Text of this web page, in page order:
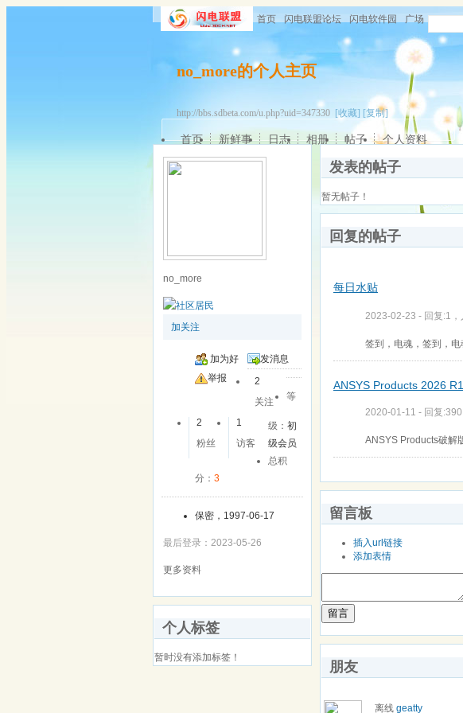
首页 闪电联盟论坛 闪电软件园 广场
no_more的个人主页
http://bbs.sdbeta.com/u.php?uid=347330 [收藏] [复制]
首页 新鲜事 日志 相册 帖子 个人资料
no_more
加关注
加为好
友
发消息
举报
2
关注
2
粉丝
1
访客
等
级：初
级会员
总积
分： 3
保密，1997-06-17
最后登录：2023-05-26
更多资料
个人标签
暂时没有添加标签！
发表的帖子
暂无帖子！
回复的帖子
每日水贴
2023-02-23 - 回复:1
签到，电魂，签到，电
ANSYS Products 2026
2020-01-11 - 回复
ANSYS Products破解
留言板
插入url链接
添加表情
留言
朋友
离线 geatty